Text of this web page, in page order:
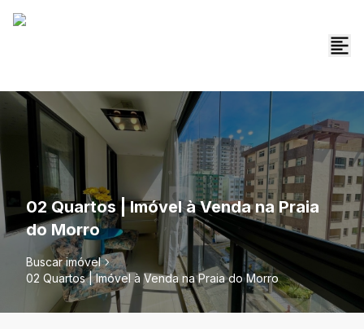
02 Quartos | Imóvel à Venda na Praia
do Morro
Buscar imóvel
02 Quartos | Imóvel à Venda na Praia do Morro